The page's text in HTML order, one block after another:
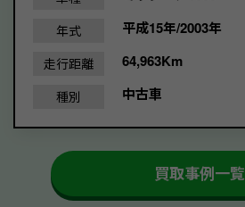
年式 平成15年/2003年
走行距離 64,963Km
種別 中古車
買取事例一覧